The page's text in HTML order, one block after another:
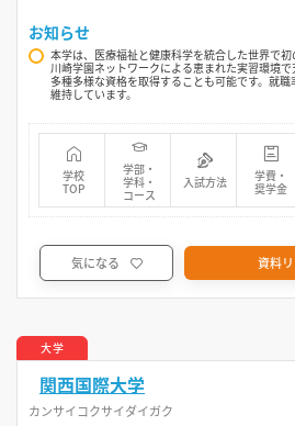
お知らせ
本学は、医療福祉と健康科学を統合した世界で
川崎学園ネットワークによる恵まれた実習環境で
多種多様な資格を取得することも可能です。就
維持しています。
学校
TOP
学部・
学科・
コース
入試方法
学費・
奨学金
気になる 資料
大学
関西国際大学
カンサイコクサイダイガク